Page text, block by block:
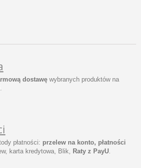
dostawę wybranych produktów na
płatności: przelew na konto, płatności
karta kredytowa, Blik, Raty z PayU